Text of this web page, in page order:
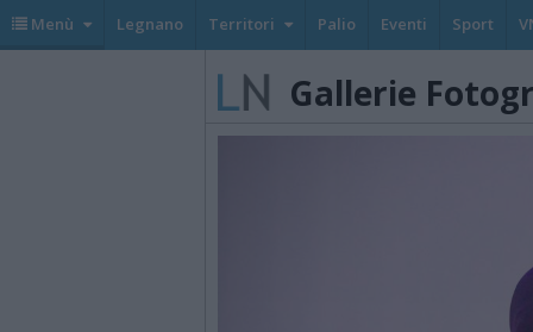
Menù Legnano Territori Palio Eventi Sport
Gallerie